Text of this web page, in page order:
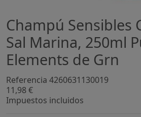
Champú Sensibles
Sal Marina, 250ml
Elements de Grn
Referencia 4260631130019
11,98 €
Impuestos incluidos